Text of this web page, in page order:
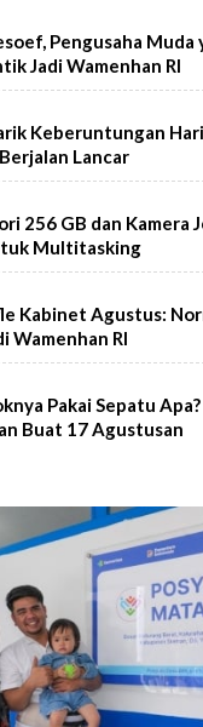
Pengusaha
Jadi Wamenhan RI
Keberuntungan
Lancar
256 GB dan Kamera
Multitasking
Kabinet Agustus:
Wamenhan RI
Pakai Sepatu
Buat 17 Agustusan